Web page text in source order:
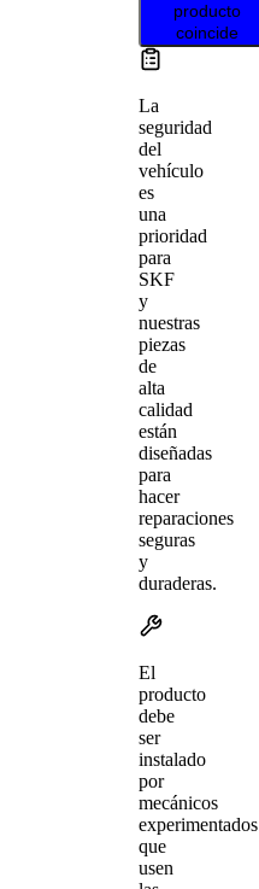
producto
coincide
La
seguridad
del
vehículo
es
una
prioridad
para
SKF
y
nuestras
piezas
de
alta
calidad
están
diseñadas
para
hacer
reparaciones
seguras
y
duraderas.
El
producto
debe
ser
instalado
por
mecánicos
experimentados
que
usen